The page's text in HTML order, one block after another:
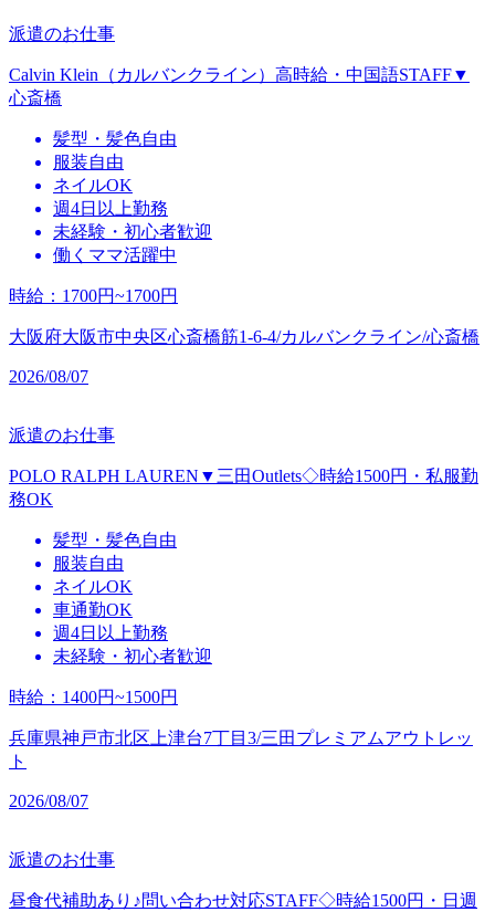
派遣のお仕事
Calvin Klein（カルバンクライン）高時給・中国語STAFF▼
心斎橋
髪型・髪色自由
服装自由
ネイルOK
週4日以上勤務
未経験・初心者歓迎
働くママ活躍中
時給 ： 1700円~1700円
大阪府大阪市中央区心斎橋筋1-6-4/カルバンクライン/心斎橋
2026/08/07
派遣のお仕事
POLO RALPH LAUREN▼三田Outlets◇時給1500円・私服勤
務OK
髪型・髪色自由
服装自由
ネイルOK
車通勤OK
週4日以上勤務
未経験・初心者歓迎
時給 ： 1400円~1500円
兵庫県神戸市北区上津台7丁目3/三田プレミアムアウトレッ
ト
2026/08/07
派遣のお仕事
昼食代補助あり♪問い合わせ対応STAFF◇時給1500円・日週